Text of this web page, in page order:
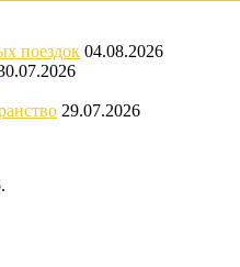
поездок 04.08.2026
29.07.2026